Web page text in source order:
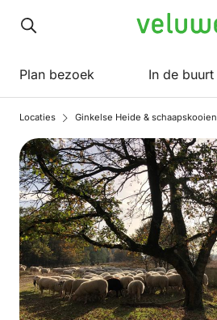
Veluwe
Plan bezoek In de buurt
Locaties Ginkelse Heide & schaapskooien